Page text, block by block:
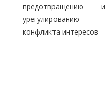
предотвращению и
урегулированию
конфликта интересов